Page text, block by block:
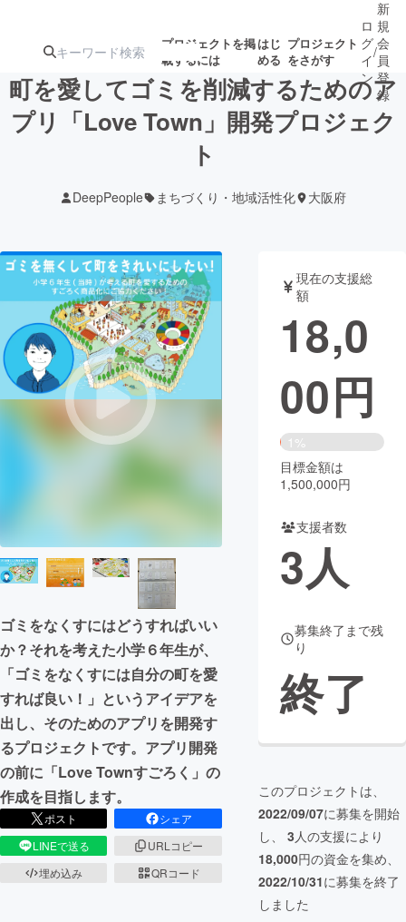
プロジェクトを掲
載するには
はじ
める
プロジェクト
をさがす
注目の新着プロ
テクノロジー・ガジェット
映像・映画 書籍・雑誌
ビジネス・起業 チャレンジ
まちづくり・地域活性化
CAMPFIRE for Social Good
CAMPFIRE Creation
CAMPFIREふるさと納税
コミュニティ
ロ
グ
イ
ン
/
新
規
会
員
登
録
町を愛してゴミを削減するためのア
プリ「Love Town」開発プロジェク
ト
DeepPeople まちづくり・地域活性化 大阪府
ゴミをなくすにはどうすればいい
か？それを考えた小学６年生が、
「ゴミをなくすには自分の町を愛
すれば良い！」というアイデアを
出し、そのためのアプリを開発す
るプロジェクトです。アプリ開発
の前に「Love Townすごろく」の
作成を目指します。
ポスト
シェア
LINEで送る
URLコピー
埋め込み
QRコード
現在の支援総
額
18,0
00円
1%
目標金額は
1,500,000円
支援者数
3人
募集終了まで残
り
終了
このプロジェクトは、
2022/09/07に募集を開始
し、 3人の支援により
18,000円の資金を集め、
2022/10/31に募集を終了
しました